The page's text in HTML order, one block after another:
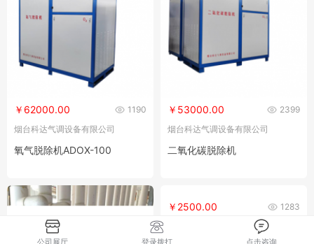
1190
￥62000.00
烟台科达气调设备有限公司
氧气脱除机ADOX-100
2399
￥53000.00
烟台科达气调设备有限公司
二氧化碳脱除机
1283
￥2500.00
烟台科达气调设备有限公司
公司展厅 登录拨打 点击咨询